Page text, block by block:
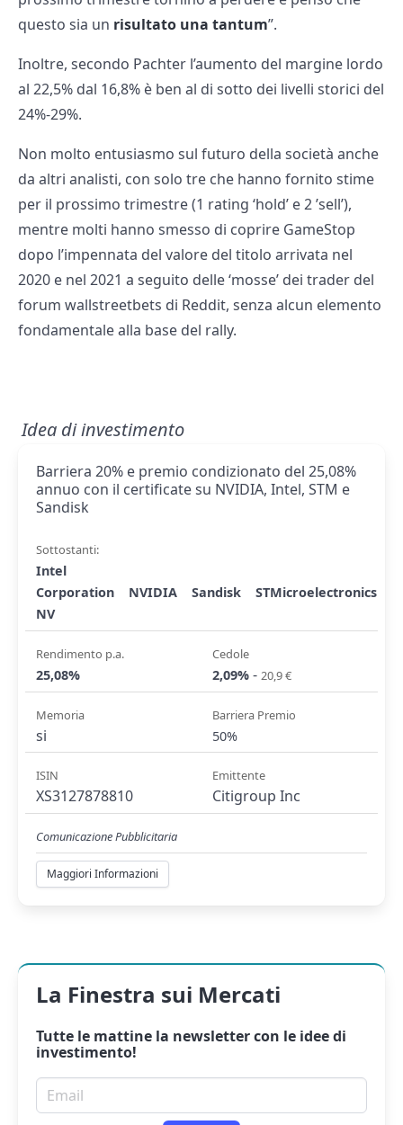
questo sia un risultato una tantum”.
Inoltre, secondo Pachter l’aumento del margine lordo
al 22,5% dal 16,8% è ben al di sotto dei livelli storici del
24%-29%.
Non molto entusiasmo sul futuro della società anche
da altri analisti, con solo tre che hanno fornito stime
per il prossimo trimestre (1 rating ‘hold’ e 2 ’sell’),
mentre molti hanno smesso di coprire GameStop
dopo l’impennata del valore del titolo arrivata nel
2020 e nel 2021 a seguito delle ‘mosse’ dei trader del
forum wallstreetbets di Reddit, senza alcun elemento
fondamentale alla base del rally.
Idea di investimento
Barriera 20% e premio condizionato del 25,08%
annuo con il certificate su NVIDIA, Intel, STM e
Sandisk
Sottostanti:
Intel
Corporation
NVIDIA Sandisk
STMicroelectronics
NV
Rendimento p.a.
25,08%
Cedole
2,09% - 20,9 €
Memoria
si
Barriera Premio
50%
ISIN
XS3127878810
Emittente
Citigroup Inc
Comunicazione Pubblicitaria
Maggiori Informazioni
La Finestra sui Mercati
Tutte le mattine la newslettercon le idee di
investimento!
Email per newsletter